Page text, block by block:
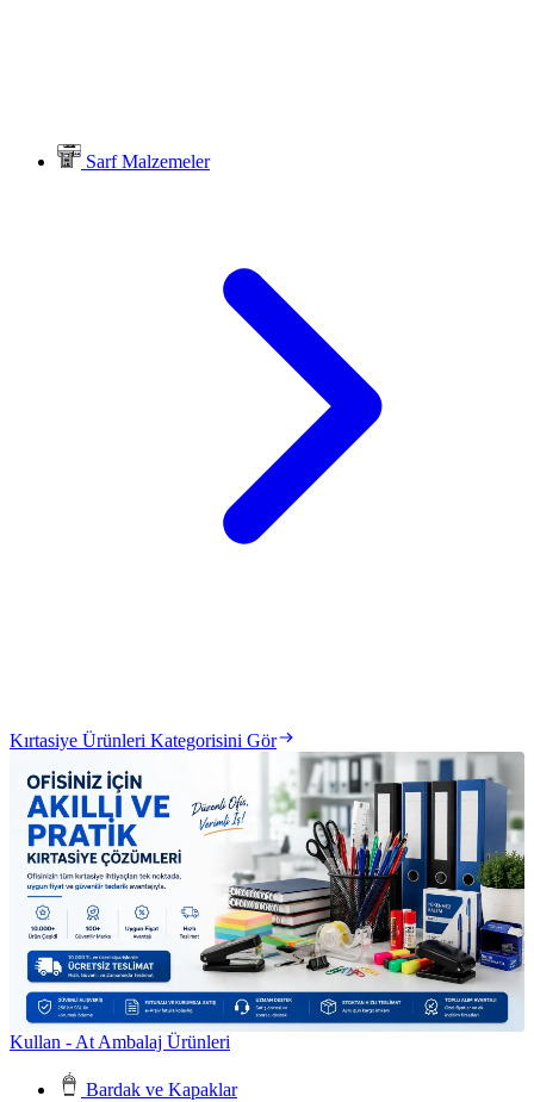
Sarf Malzemeler
Kırtasiye Ürünleri Kategorisini Gör
Kullan - At Ambalaj Ürünleri
Bardak ve Kapaklar